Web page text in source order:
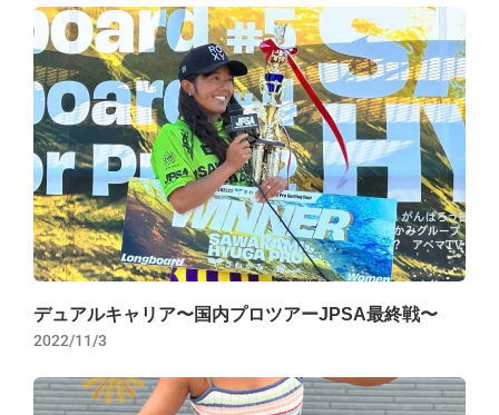
デュアルキャリア〜国内プロツアーJPSA最終戦〜
2022/11/3